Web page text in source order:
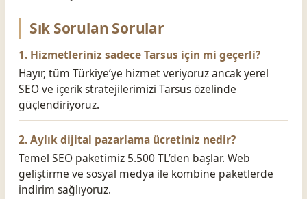
Sık Sorulan Sorular
1. Hizmetleriniz sadece Tarsus için mi geçerli?
Hayır, tüm Türkiye’ye hizmet veriyoruz ancak yerel
SEO ve içerik stratejilerimizi Tarsus özelinde
güçlendiriyoruz.
2. Aylık dijital pazarlama ücretiniz nedir?
Temel SEO paketimiz 5.500 TL’den başlar. Web
geliştirme ve sosyal medya ile kombine paketlerde
indirim sağlıyoruz.